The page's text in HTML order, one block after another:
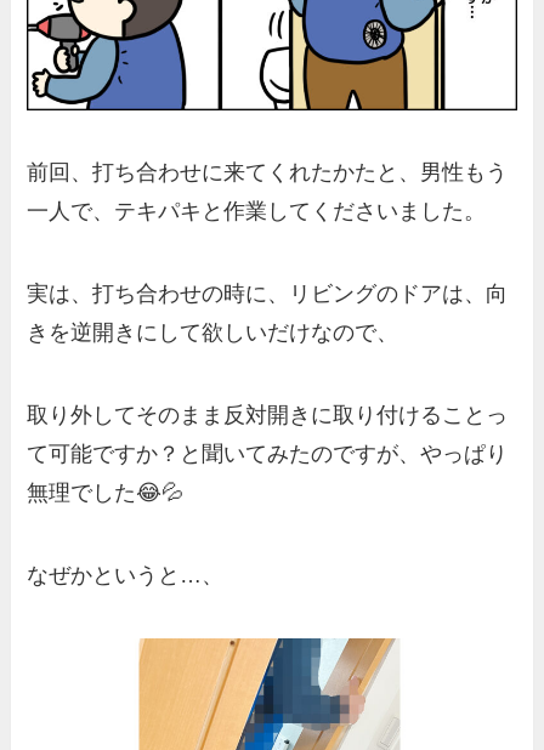
前回、打ち合わせに来てくれたかたと、男性もう
一人で、テキパキと作業してくださいました。
実は、打ち合わせの時に、リビングのドアは、向
きを逆開きにして欲しいだけなので、
取り外してそのまま反対開きに取り付けることっ
て可能ですか？と聞いてみたのですが、やっぱり
無理でした😂💦
なぜかというと…、